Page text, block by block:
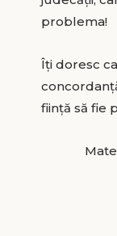
problema!
Îţi doresc
fiinţă să fie